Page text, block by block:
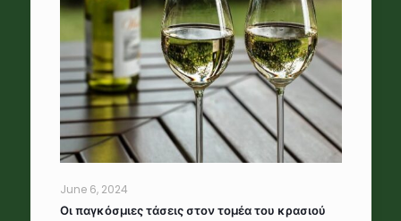
June 6, 2024
Οι παγκόσμιες τάσεις στον τομέα του κρασιού